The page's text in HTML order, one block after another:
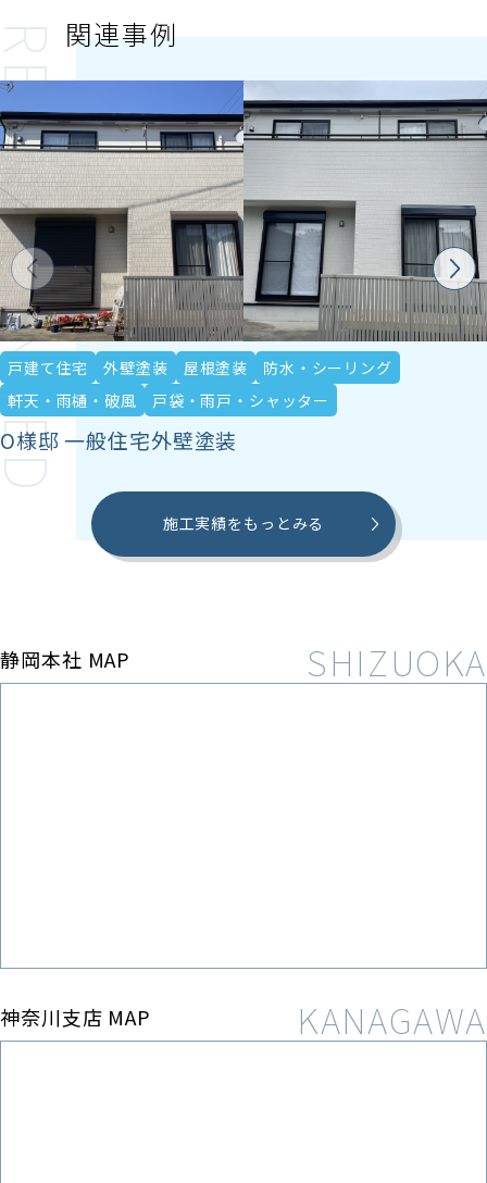
関連事例
戸建て住宅 外壁塗装 屋根塗装
防水・シーリング
軒天・雨樋・破風
戸袋・雨戸・シャッター
O様邸 一般住宅外壁塗装
施工実績をもっとみる
静岡本社 MAP
神奈川支店 MAP